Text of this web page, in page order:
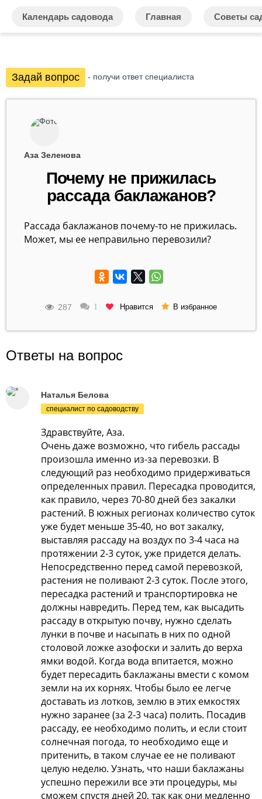
Календарь садовода Главная Советы
Задай вопрос - получи ответ специалиста
Аза Зеленова
Почему не прижилась
рассада баклажанов?
Рассада баклажанов почему-то не прижилась.
Может, мы ее неправильно перевозили?
287 1 Нравится В избранное
Ответы на вопрос
Наталья Белова
специалист по садоводству
Здравствуйте, Аза.
Очень даже возможно, что гибель рассады
произошла именно из-за перевозки. В
следующий раз необходимо придерживаться
определенных правил. Пересадка проводится,
как правило, через 70-80 дней без закалки
растений. В южных регионах количество суток
уже будет меньше 35-40, но вот закалку,
выставляя рассаду на воздух по 3-4 часа на
протяжении 2-3 суток, уже придется делать.
Непосредственно перед самой перевозкой,
растения не поливают 2-3 суток. После этого,
пересадка растений и транспортировка не
должны навредить. Перед тем, как высадить
рассаду в открытую почву, нужно сделать
лунки в почве и насыпать в них по одной
столовой ложке азофоски и залить до верха
ямки водой. Когда вода впитается, можно
будет пересадить баклажаны вмести с комом
земли на их корнях. Чтобы было ее легче
доставать из лотков, землю в этих емкостях
нужно заранее (за 2-3 часа) полить. Посадив
рассаду, ее необходимо полить, и если стоит
солнечная погода, то необходимо еще и
притенить, в таком случае ее не поливают
целую неделю. Узнать, что наши баклажаны
успешно пережили все эти процедуры, мы
сможем спустя дней 20, так как они медленно